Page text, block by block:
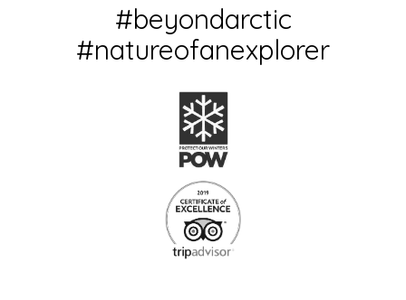
#beyondarctic
#natureofanexplorer